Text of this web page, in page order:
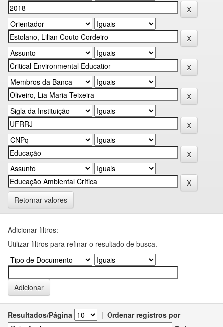
Retornar valores
Adicionar filtros:
Utilizar filtros para refinar o resultado de busca.
Resultados/Página | Ordenar registros por